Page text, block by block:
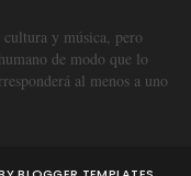
y música, pero
de modo que lo
al menos a uno